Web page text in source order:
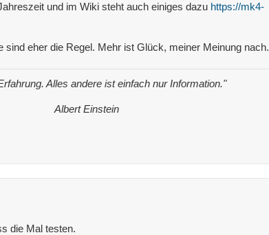
und im Wiki steht auch einiges dazu https://mk4-
eher die Regel. Mehr ist Glück, meiner Meinung nach.
Alles andere ist einfach nur Information."
Albert Einstein
die Mal testen.